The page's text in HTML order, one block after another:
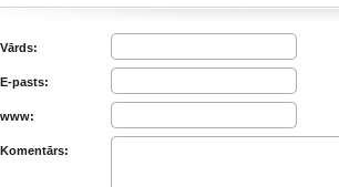
Vārds:
E-pasts:
www:
Komentārs: